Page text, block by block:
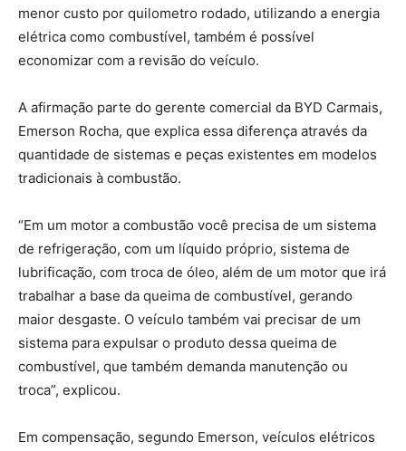
menor custo por quilometro rodado, utilizando a energia
elétrica como combustível, também é possível
economizar com a revisão do veículo.
A afirmação parte do gerente comercial da BYD Carmais,
Emerson Rocha, que explica essa diferença através da
quantidade de sistemas e peças existentes em modelos
tradicionais à combustão.
“Em um motor a combustão você precisa de um sistema
de refrigeração, com um líquido próprio, sistema de
lubrificação, com troca de óleo, além de um motor que irá
trabalhar a base da queima de combustível, gerando
maior desgaste. O veículo também vai precisar de um
sistema para expulsar o produto dessa queima de
combustível, que também demanda manutenção ou
troca”, explicou.
Em compensação, segundo Emerson, veículos elétricos